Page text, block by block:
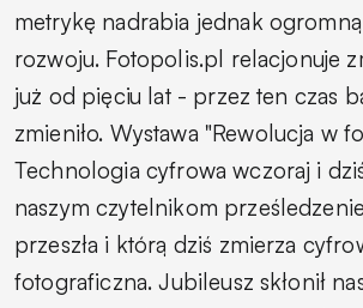
metrykę nadrabia jednak
rozwoju. Fotopolis.pl relacjonuje
już od pięciu lat - przez ten czas
zmieniło. Wystawa "Rewolucja w
Technologia cyfrowa wczoraj i
naszym czytelnikom
przeszła i którą dziś zmierza
fotograficzna. Jubileusz skłonił